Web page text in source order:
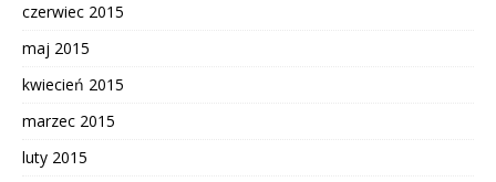
czerwiec 2015
maj 2015
kwiecień 2015
marzec 2015
luty 2015